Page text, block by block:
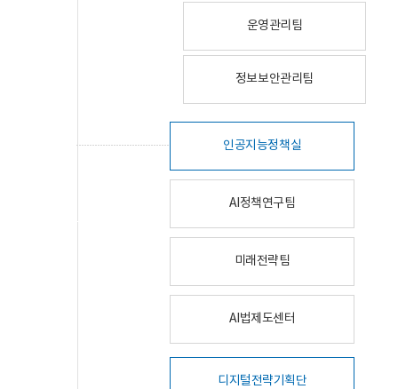
운영관리팀
정보보안관리팀
인공지능정책실
AI정책연구팀
미래전략팀
AI법제도센터
디지털전략기획단